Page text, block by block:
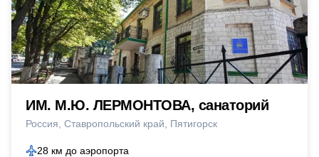
ИМ. М.Ю. ЛЕРМОНТОВА, санаторий
Россия Ставропольский край Пятигорск
28 км до аэропорта